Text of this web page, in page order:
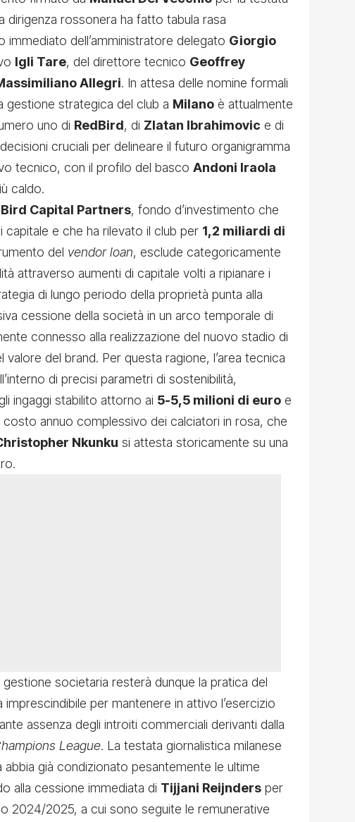
dirigenza rossonera ha fatto tabula rasa
immediato dell’amministratore delegato Giorgio
Igli Tare, del direttore tecnico Geoffrey
Allegri. In attesa delle nomine formali
gestione strategica del club a Milano è attualmente
uno di RedBird, di Zlatan Ibrahimovic e di
cruciali per delineare il futuro organigramma
tecnico, con il profilo del basco Andoni Iraola
caldo.
Capital Partners, fondo d’investimento che
capitale e che ha rilevato il club per 1,2 miliardi di
del vendor loan, esclude categoricamente
attraverso aumenti di capitale volti a ripianare i
di lungo periodo della proprietà punta alla
cessione della società in un arco temporale di
connesso alla realizzazione del nuovo stadio di
valore del brand. Per questa ragione, l’area tecnica
di precisi parametri di sostenibilità,
ingaggi stabilito attorno ai 5-5,5 milioni di euro e
annuo complessivo dei calciatori in rosa, che
Nkunku si attesta storicamente su una
societaria resterà dunque la pratica del
imprescindibile per mantenere in attivo l’esercizio
assenza degli introiti commerciali derivanti dalla
League. La testata giornalistica milanese
già condizionato pesantemente le ultime
alla cessione immediata di Tijjani Reijnders per
2024/2025, a cui sono seguite le remunerative